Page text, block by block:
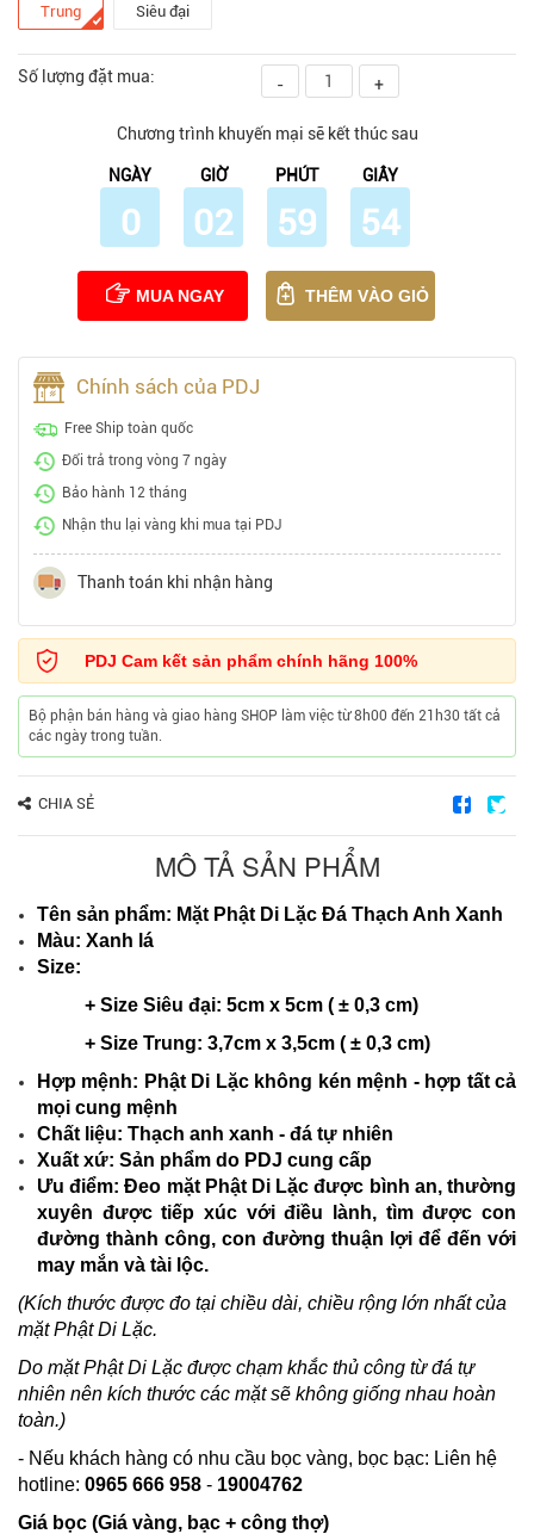
Trung
Siêu đại
Số lượng đặt mua: - +
Chương trình khuyến mại sẽ kết thúc sau
NGÀY
0
GIỜ
02
PHÚT
59
GIÂY
53
MUA NGAY THÊM VÀO GIỎ
Chính sách của PDJ
Free Ship toàn quốc
Đổi trả trong vòng 7 ngày
Bảo hành 12 tháng
Nhận thu lại vàng khi mua tại PDJ
Thanh toán khi nhận hàng
PDJ Cam kết sản phẩm chính hãng 100%
Bộ phận bán hàng và giao hàng SHOP làm việc từ 8h00 đến 21h30 tất cả
các ngày trong tuần.
CHIA SẺ
MÔ TẢ SẢN PHẨM
Tên sản phẩm: Mặt Phật Di Lặc Đá Thạch Anh Xanh
Màu: Xanh lá
Size:
+ Size Siêu đại: 5cm x 5cm ( ± 0,3 cm)
+ Size Trung: 3,7cm x 3,5cm ( ± 0,3 cm)
Hợp mệnh: Phật Di Lặc không kén mệnh - hợp tất cả
mọi cung mệnh
Chất liệu: Thạch anh xanh - đá tự nhiên
Xuất xứ: Sản phẩm do PDJ cung cấp
Ưu điểm: Đeo mặt Phật Di Lặc được bình an, thường
xuyên được tiếp xúc với điều lành, tìm được con
đường thành công, con đường thuận lợi để đến với
may mắn và tài lộc.
(Kích thước được đo tại chiều dài, chiều rộng lớn nhất của
mặt Phật Di Lặc.
Do mặt Phật Di Lặc được chạm khắc thủ công từ đá tự
nhiên nên kích thước các mặt sẽ không giống nhau hoàn
toàn.)
- Nếu khách hàng có nhu cầu bọc vàng, bọc bạc: Liên hệ
hotline: 0965 666 958 - 19004762
Giá bọc (Giá vàng, bạc + công thợ)